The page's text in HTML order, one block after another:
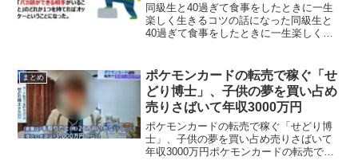
同級生と40過ぎて食事をしたときに一生
楽しく生きるコツの話になった同級生と
40過ぎて食事をしたときに一生楽しく生
きる趣味を見つけること」「出入り自由
で干渉されない複数の...
まとめ
ポケモンカードの転売で稼ぐ「せ
どり博士」、子供の夢を買い占め
売りさばいて年収3000万円
ポケモンカードの転売で稼ぐ「せどり博
士」、子供の夢を買い占め売りさばいて
年収3000万円ポケモンカードの転売で生